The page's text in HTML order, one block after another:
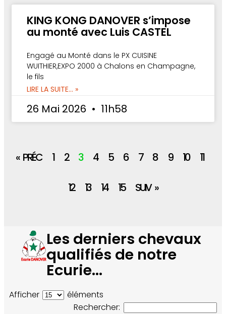
KING KONG DANOVER s’impose
au monté avec Luis CASTEL
Engagé au Monté dans le PX CUISINE
WUITHIER,EXPO 2000 à Chalons en Champagne,
le fils
LIRE LA SUITE... »
26 Mai 2026 11h58
« PRÉC 1 2 3 4 5 6 7 8 9 10 11
12 13 14 15 SUIV »
Les derniers chevaux
qualifiés de notre
Ecurie...
Afficher
éléments
Rechercher: